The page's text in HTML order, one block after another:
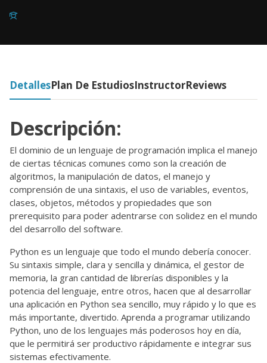
DetallesPlan De EstudiosInstructorReviews
Descripción:
El dominio de un lenguaje de programación implica el manejo
de ciertas técnicas comunes como son la creación de
algoritmos, la manipulación de datos, el manejo y
comprensión de una sintaxis, el uso de variables, eventos,
clases, objetos, métodos y propiedades que son
prerequisito para poder adentrarse con solidez en el mundo
del desarrollo del software.
Python es un lenguaje que todo el mundo debería conocer.
Su sintaxis simple, clara y sencilla y dinámica, el gestor de
memoria, la gran cantidad de librerías disponibles y la
potencia del lenguaje, entre otros, hacen que al desarrollar
una aplicación en Python sea sencillo, muy rápido y lo que es
más importante, divertido. Aprenda a programar utilizando
Python, uno de los lenguajes más poderosos hoy en día,
que le permitirá ser productivo rápidamente e integrar sus
sistemas efectivamente.